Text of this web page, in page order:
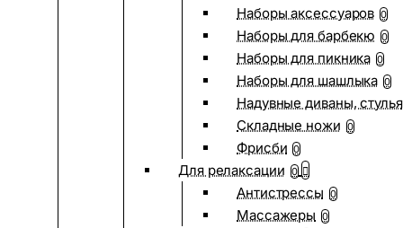
Наборы аксессуаров 0
Наборы для барбекю 0
Наборы для пикника 0
Наборы для шашлыка 0
Надувные диваны, стулья
Складные ножи 0
Фрисби 0
Для релаксации 0
Антистрессы 0
Массажеры 0